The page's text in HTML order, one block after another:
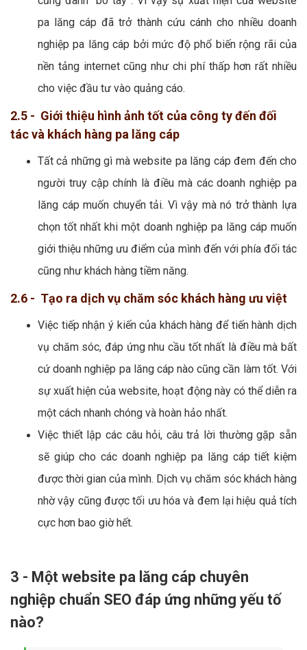
pa lăng cáp đã trở thành cứu cánh cho nhiều doanh
nghiệp pa lăng cáp bởi mức độ phổ biến rộng rãi của
nền tảng internet cũng như chi phí thấp hơn rất nhiều
cho việc đầu tư vào quảng cáo.
2.5 - Giới thiệu hình ảnh tốt của công ty đến đối
tác và khách hàng pa lăng cáp
Tất cả những gì mà website pa lăng cáp đem đến cho
người truy cập chính là điều mà các doanh nghiệp pa
lăng cáp muốn chuyển tải. Vì vậy mà nó trở thành lựa
chọn tốt nhất khi một doanh nghiệp pa lăng cáp muốn
giới thiệu những ưu điểm của mình đến với phía đối tác
cũng như khách hàng tiềm năng.
2.6 - Tạo ra dịch vụ chăm sóc khách hàng ưu việt
Việc tiếp nhận ý kiến của khách hàng để tiến hành dịch
vụ chăm sóc, đáp ứng nhu cầu tốt nhất là điều mà bất
cứ doanh nghiệp pa lăng cáp nào cũng cần làm tốt. Với
sự xuất hiện của website, hoạt động này có thể diễn ra
một cách nhanh chóng và hoàn hảo nhất.
Việc thiết lập các câu hỏi, câu trả lời thường gặp sẵn
sẽ giúp cho các doanh nghiệp pa lăng cáp tiết kiệm
được thời gian của mình. Dịch vụ chăm sóc khách hàng
nhờ vậy cũng được tối ưu hóa và đem lại hiệu quả tích
cực hơn bao giờ hết.
3 - Một website pa lăng cáp chuyên
nghiệp chuẩn SEO đáp ứng những yếu tố
nào?